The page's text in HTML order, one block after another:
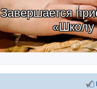
Завершается
«Школу